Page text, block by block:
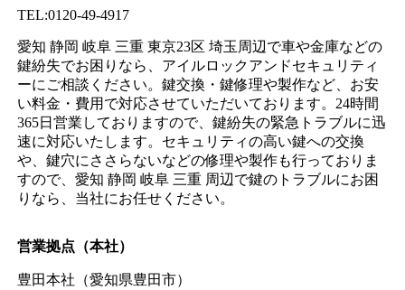
TEL:0120-49-4917
愛知 静岡 岐阜 三重 東京23区 埼玉周辺で車や金庫などの
鍵紛失でお困りなら、アイルロックアンドセキュリティ
ーにご相談ください。鍵交換・鍵修理や製作など、お安
い料金・費用で対応させていただいております。24時間
365日営業しておりますので、鍵紛失の緊急トラブルに迅
速に対応いたします。セキュリティの高い鍵への交換
や、鍵穴にささらないなどの修理や製作も行っておりま
すので、愛知 静岡 岐阜 三重 周辺で鍵のトラブルにお困
りなら、当社にお任せください。
営業拠点（本社）
豊田本社（愛知県豊田市）